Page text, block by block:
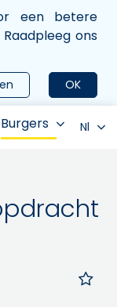
een betere
ons
OK
Burgers Nl